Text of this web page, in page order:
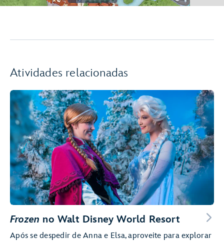
Atividades relacionadas
Frozen no Walt Disney World Resort
Após se despedir de Anna e Elsa, aproveite para explorar